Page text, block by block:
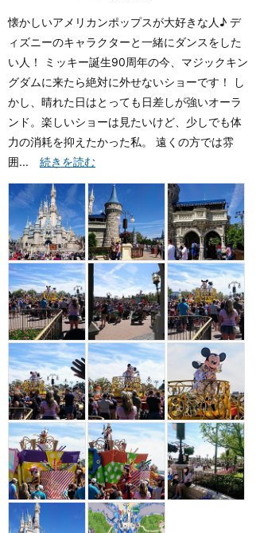
懐かしいアメリカンポップスが大好きな人♪ デ
ィズニーのキャラクターと一緒にダンスをした
い人！ ミッキー誕生90周年の今、マジックキン
グダムに来たら絶対に外せないショーです！ し
かし、晴れた日はとっても日差しが強いオーラ
ンド。楽しいショーは見たいけど、少しでも体
力の消耗を抑えたかった私。 遠くの方では雰
囲... 続きを読む